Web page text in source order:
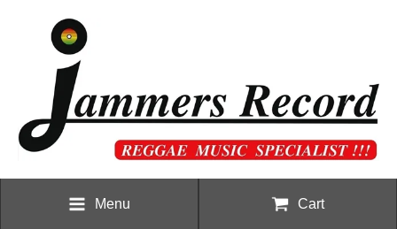
Menu Cart